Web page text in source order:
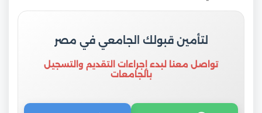
لتأمين قبولك الجامعي في مصر
تواصل معنا لبدء إجراءات التقديم والتسجيل
بالجامعات